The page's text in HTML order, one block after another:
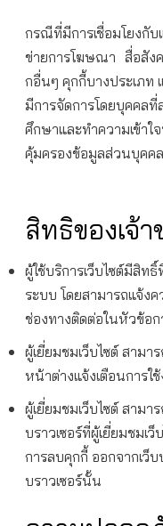
กรณีที่มีการเชื่อมโยงกั
ข่ายการโฆษณา สื่อสัง
กอื่นๆ คุกกี้บางประเภท
มีการจัดการโดยบุคค
ศึกษาและทำความเข้าใ
คุ้มครองข้อมูลส่วนบุคค
สิทธิของเจ้
ผู้ใช้บริการเว็บไซต์มีสิท
ระบบ โดยสามารถแจ้ง
ช่องทางติดต่อในหัวข้อ
ผู้เยี่ยมชมเว็บไซต์ สามา
หน้าต่างแจ้งเตือนการใ
ผู้เยี่ยมชมเว็บไซต์ สาม
บราวเซอร์ที่ผู้เยี่ยมชมเ
การลบคุกกี้ ออกจากเว็บ
บราวเซอร์นั้น